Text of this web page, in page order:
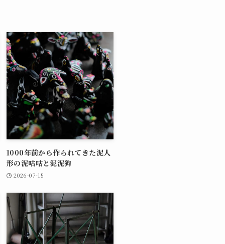
1000年前から作られてきた泥人
形の泥咕咕と泥泥狗
2026-07-15